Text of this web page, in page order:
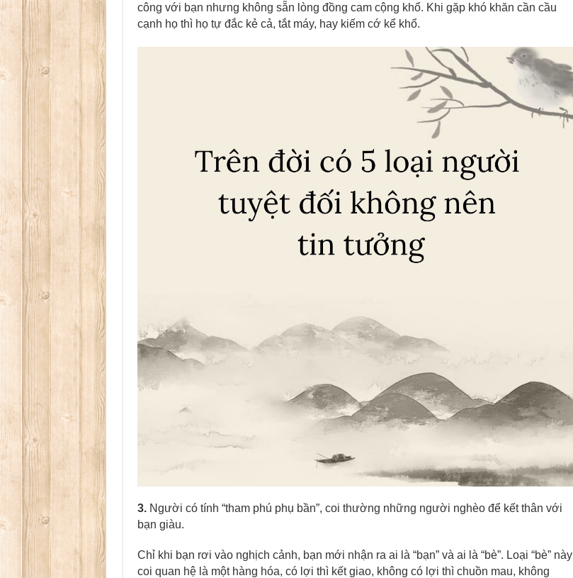
công với bạn nhưng không sẵn lòng đồng cam cộng khổ. Khi gặp khó khăn cần cầu
cạnh họ thì họ tự đắc kẻ cả, tắt máy, hay kiếm cớ kể khổ.
3.Người có tính “tham phú phụ bần”, coi thường những người nghèo để kết thân với
bạn giàu.
Chỉ khi bạn rơi vào nghịch cảnh, bạn mới nhận ra ai là “bạn” và ai là “bè”. Loại “bè” này
coi quan hệ là một hàng hóa, có lợi thì kết giao, không có lợi thì chuồn mau, không